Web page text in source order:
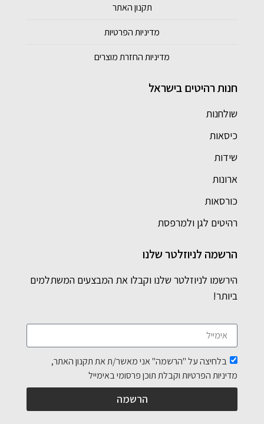
תקנון האתר
מדיניות הפרטיות
מדיניות החזרת מוצרים
חנות רהיטים בישראל
שולחנות
כיסאות
שידות
ארונות
כורסאות
רהיטים לגן ולמרפסת
הרשמה לניוזלטר שלנו
הירשמו לניוזלטר שלנו וקבלו את המבצעים המשתלמים
ביותר!
בלחיצה על "הרשמה" אני מאשר/ת את תקנון האתר,
מדיניות הפרטיות וקבלת תוכן פרסומי באימייל
הרשמה